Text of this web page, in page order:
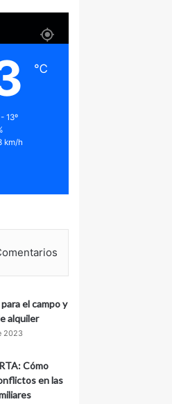
℃
13º
km/h
el campo y
alquiler
2023
Cómo
en las